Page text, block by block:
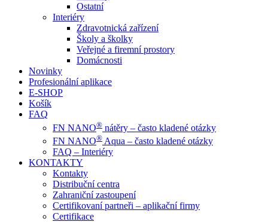
Ostatní
Interiéry
Zdravotnická zařízení
Školy a školky
Veřejné a firemní prostory
Domácnosti
Novinky
Profesionální aplikace
E-SHOP
Košík
FAQ
FN NANO® nátěry – často kladené otázky
FN NANO® Aqua – často kladené otázky
FAQ – Interiéry
KONTAKTY
Kontakty
Distribuční centra
Zahraniční zastoupení
Certifikovaní partneři – aplikační firmy
Certifikace